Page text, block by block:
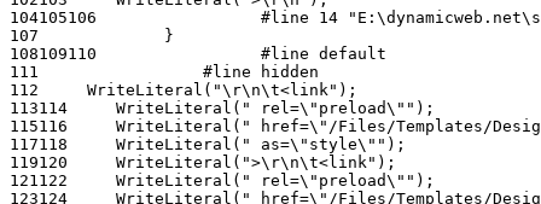
104105106
107
108109110
111
112
113114
115116
117118
119120
121122
123124